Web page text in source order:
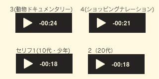
​3(動物ドキュメンタリー) ​4(ショッピングナレーション)
-00:24 -00:21
セリフ1(10代・少年)
-00:18
​2（20代）
-00:18